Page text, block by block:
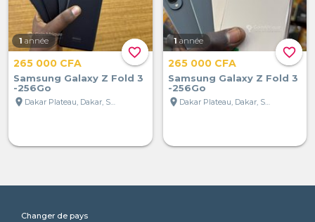
favorite_border
1 année
265 000 CFA
Samsung Galaxy Z Fold 3
-256Go
location_on
Dakar Plateau, Dakar, Sénégal
favorite_border
1 année
265 000 CFA
Samsung Galaxy Z Fold 3
-256Go
location_on
Dakar Plateau, Dakar, Sénégal
Changer de pays